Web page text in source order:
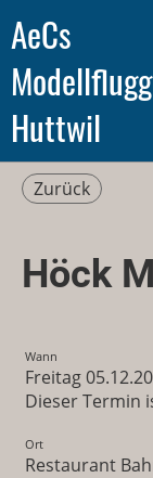
AeCs
Huttwil
Zurück
Höck
Wann
Freitag
Dieser Termin
Ort
Restaurant